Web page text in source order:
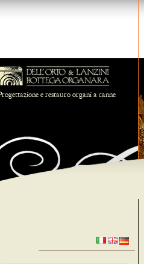
e restauro organi a canne